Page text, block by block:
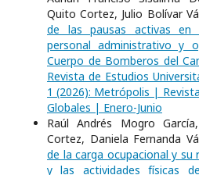
Quito Cortez, Julio Bolívar
de las pausas activas en
personal administrativo y
Cuerpo de Bomberos del
Revista de Estudios
1 (2026): Metrópolis |
Globales | Enero-Junio
Raúl Andrés Mogro
Cortez, Daniela Fernanda
de la carga ocupacional y
y las actividades físicas